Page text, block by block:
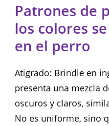
Patrones de
los colores
en el perro
Atigrado: Brindle en
presenta una mezcla
oscuros y claros,
No es uniforme, sino